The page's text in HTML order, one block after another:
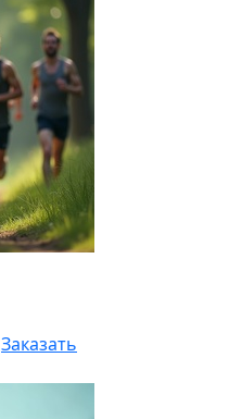
Заказать